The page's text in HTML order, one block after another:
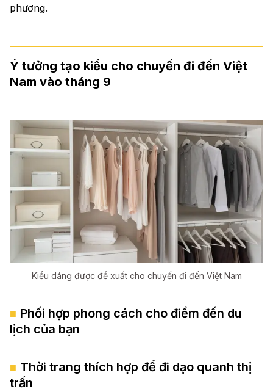
phương.
Ý tưởng tạo kiểu cho chuyến đi đến Việt
Nam vào tháng 9
Kiểu dáng được đề xuất cho chuyến đi đến Việt Nam
Phối hợp phong cách cho điểm đến du
lịch của bạn
Thời trang thích hợp để đi dạo quanh thị
trấn